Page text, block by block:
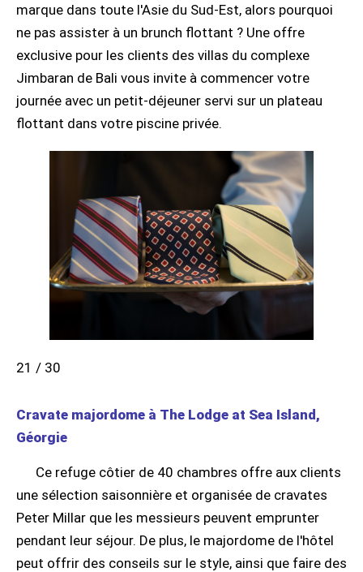
marque dans toute l'Asie du Sud-Est, alors pourquoi
ne pas assister à un brunch flottant ? Une offre
exclusive pour les clients des villas du complexe
Jimbaran de Bali vous invite à commencer votre
journée avec un petit-déjeuner servi sur un plateau
flottant dans votre piscine privée.
21 / 30
Cravate majordome à The Lodge at Sea Island,
Géorgie
Ce refuge côtier de 40 chambres offre aux clients
une sélection saisonnière et organisée de cravates
Peter Millar que les messieurs peuvent emprunter
pendant leur séjour. De plus, le majordome de l'hôtel
peut offrir des conseils sur le style, ainsi que faire des